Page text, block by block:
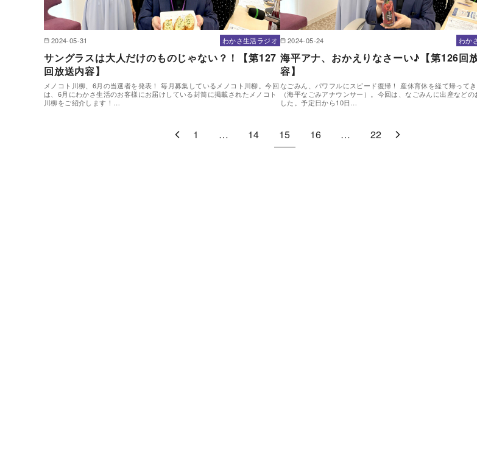
2024-05-31 わかさ生活ラジオ
サングラスは大人だけのものじゃない？！【第127
回放送内容】
メノコト川柳、6月の当選者を発表！ 毎月募集しているメノコト川柳。今回
は、6月にわかさ生活のお客様にお届けしている封筒に掲載されたメノコト
川柳をご紹介します！…
2024-05-24 わか
海平アナ、おかえりなさーい♪【第126回
容】
なごみん、パワフルにスピード復帰！ 産休育休を経て帰って
（海平なごみアナウンサー）。今回は、なごみんに出産などの
した。予定日から10日…
1 … 14 15 16 … 22